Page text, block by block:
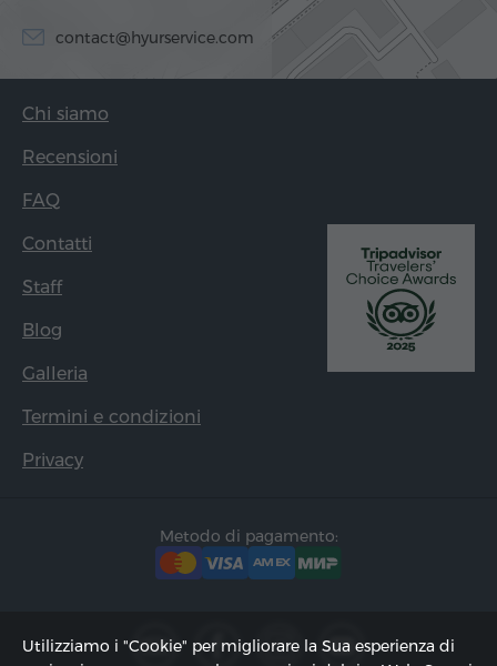
contact@hyurservice.com
Chi siamo
Recensioni
FAQ
Contatti
Staff
Blog
Galleria
Termini e condizioni
Privacy
Metodo di pagamento:
Utilizziamo i "Cookie" per migliorare la Sua esperienza di